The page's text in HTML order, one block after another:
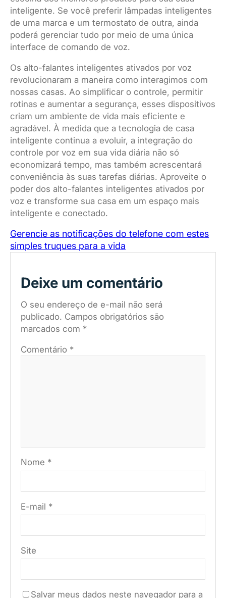
inteligente. Se você preferir lâmpadas inteligentes
de uma marca e um termostato de outra, ainda
poderá gerenciar tudo por meio de uma única
interface de comando de voz.
Os alto-falantes inteligentes ativados por voz
revolucionaram a maneira como interagimos com
nossas casas. Ao simplificar o controle, permitir
rotinas e aumentar a segurança, esses dispositivos
criam um ambiente de vida mais eficiente e
agradável. À medida que a tecnologia de casa
inteligente continua a evoluir, a integração do
controle por voz em sua vida diária não só
economizará tempo, mas também acrescentará
conveniência às suas tarefas diárias. Aproveite o
poder dos alto-falantes inteligentes ativados por
voz e transforme sua casa em um espaço mais
inteligente e conectado.
Gerencie as notificações do telefone com estes
simples truques para a vida
Deixe um comentário
O seu endereço de e-mail não será
publicado. Campos obrigatórios são
marcados com *
Comentário *
Nome *
E-mail *
Site
Salvar meus dados neste navegador para a